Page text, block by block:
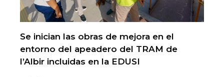
Se inician las obras de mejora en el
entorno del apeadero del TRAM de
l’Albir incluidas en la EDUSI